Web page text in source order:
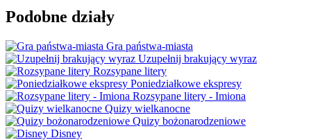
Podobne działy
Gra państwa-miasta
Uzupełnij brakujący wyraz
Rozsypane litery
Poniedziałkowe ekspresy
Rozsypane litery - Imiona
Quizy wielkanocne
Quizy bożonarodzeniowe
Disney